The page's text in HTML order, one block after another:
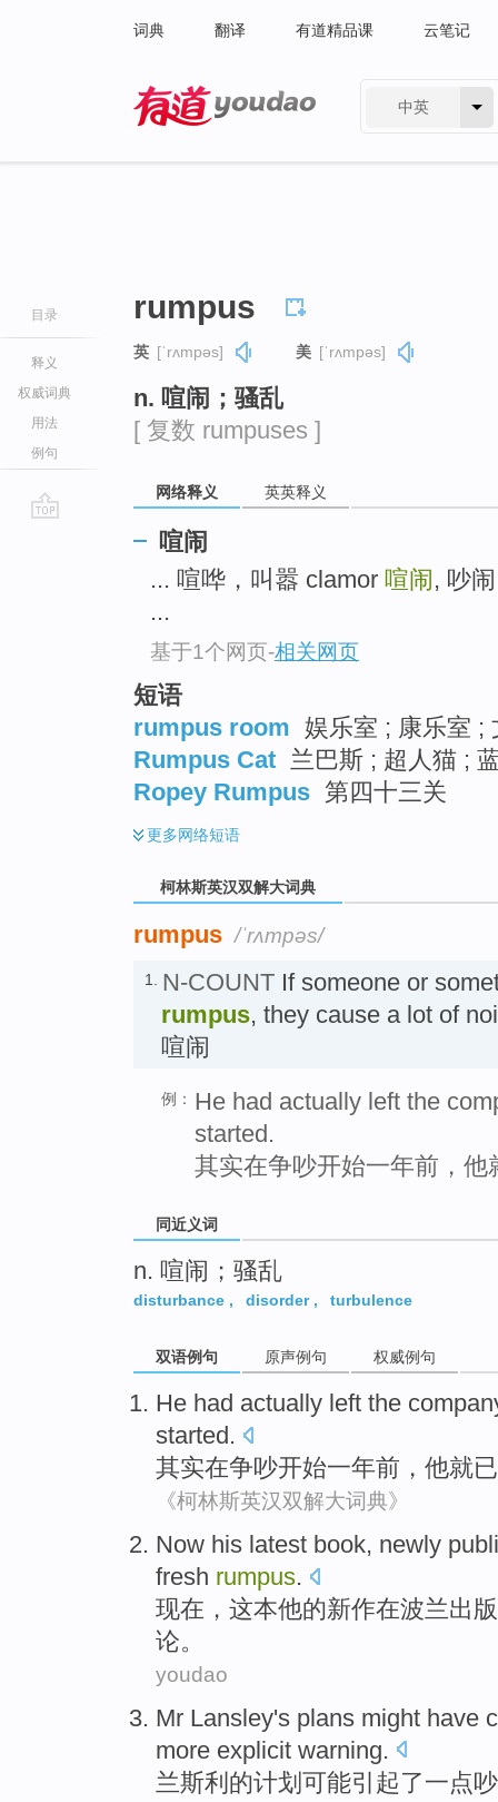
词典 翻译 有道精品课 云笔记
中英
目录
释义
权威词典
用法
例句
rumpus
英 [ˈrʌmpəs] 美 [ˈrʌmpəs]
n. 喧闹；骚乱
[ 复数 rumpuses ]
网络释义 英英释义
喧闹
... 喧哗，叫嚣 clamor 喧闹 , 吵
...
基于1个网页-相关网页
短语
rumpus room 娱乐室 ; 康乐室 ;
Rumpus Cat 兰巴斯 ; 超人猫 ;
Ropey Rumpus 第四十三关
更多网络短语
柯林斯英汉双解大词典
rumpus /ˈrʌmpəs/
1. N-COUNT If someone or
rumpus, they cause a lot of
喧闹
例： He had actually left the
started.
其实在争吵开始一年前，
同近义词
n. 喧闹；骚乱
disturbance , disorder, turbulence
双语例句 原声例句 权威例句
He had actually left the
started.
其实在争吵开始一年前， 他就
《柯林斯英汉双解大词典》
Now his latest book, newly
fresh rumpus.
现在 ，这本他的新作在波兰出版
论。
youdao
Mr Lansley's plans might have
more explicit warning.
兰斯利的计划 可能引起了一点